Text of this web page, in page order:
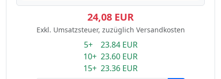
24,08 EUR
Exkl. Umsatzsteuer, zuzüglich Versandkosten
5+ 23.84 EUR
10+ 23.60 EUR
15+ 23.36 EUR